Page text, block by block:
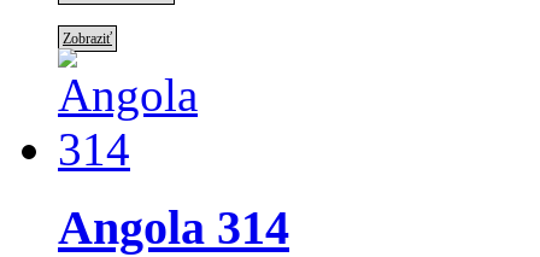
Zobraziť
Angola 314